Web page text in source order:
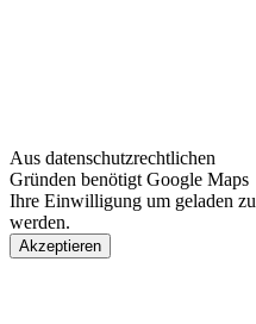
Aus datenschutzrechtlichen
Gründen benötigt Google Maps
Ihre Einwilligung um geladen zu
werden.
Akzeptieren